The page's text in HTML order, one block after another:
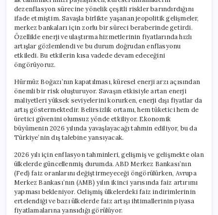
dezenflasyon sürecine yönelik çeşitli riskler barındırdığını
ifade etmiştim. Savaşla birlikte yaşanan jeopolitik gelişmeler,
merkez bankaları için zorlu bir süreci beraberinde getirdi.
Özellikle enerji ve ulaştırma hizmetlerinin fiyatlarında hızlı
artışlar gözlemlendi ve bu durum doğrudan enflasyonu
etkiledi. Bu etkilerin kısa vadede devam edeceğini
öngörüyoruz.
Hürmüz Boğazı’nın kapatılması, küresel enerji arzı açısından
önemli bir risk oluşturuyor. Savaşın etkisiyle artan enerji
maliyetleri yüksek seviyelerini korurken, enerji dışı fiyatlar da
artış göstermektedir. Belirsizlik ortamı, hem tüketici hem de
üretici güvenini olumsuz yönde etkiliyor. Ekonomik
büyümenin 2026 yılında yavaşlayacağı tahmin ediliyor, bu da
Türkiye’nin dış talebine yansıyacak.
2026 yılı için enflasyon tahminleri, gelişmiş ve gelişmekte olan
ülkelerde güncellenmiş durumda. ABD Merkez Bankası’nın
(Fed) faiz oranlarını değiştirmeyeceği öngörülürken, Avrupa
Merkez Bankası’nın (AMB) yılın ikinci yarısında faiz artırımı
yapması bekleniyor. Gelişmiş ülkelerdeki faiz indirimlerinin
ertelendiği ve bazı ülkelerde faiz artışı ihtimallerinin piyasa
fiyatlamalarına yansıdığı görülüyor.